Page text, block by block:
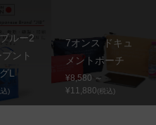
ルー2
ント
L
)
7オンス ドキュ
メントポーチ
¥8,580 ～
¥11,880(税込)